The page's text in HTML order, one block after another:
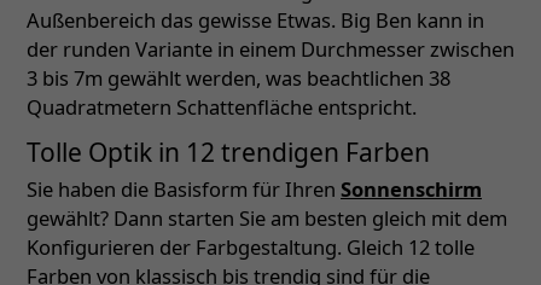
Außenbereich das gewisse Etwas. Big Ben kann in
der runden Variante in einem Durchmesser zwischen
3 bis 7m gewählt werden, was beachtlichen 38
Quadratmetern Schattenfläche entspricht.
Tolle Optik in 12 trendigen Farben
Sie haben die Basisform für Ihren Sonnenschirm
gewählt? Dann starten Sie am besten gleich mit dem
Konfigurieren der Farbgestaltung. Gleich 12 tolle
Farben von klassisch bis trendig sind für die